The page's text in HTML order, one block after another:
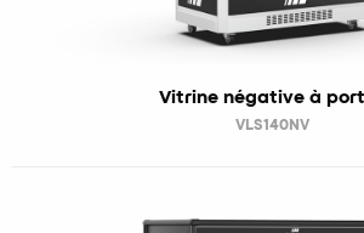
Vitrine négative à
VLS140NV